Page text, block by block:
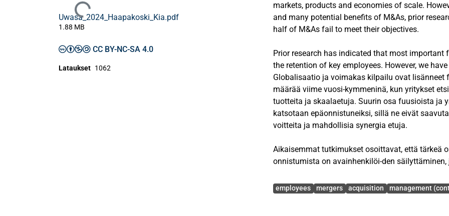
Ladataan...
Uwasa_2024_Haapakoski_Kia.pdf
1.88 MB
CC BY-NC-SA 4.0
Lataukset 1062
markets, products and economies of scale.
and many potential benefits of M&As, prior
half of M&As fail to meet their objectives.
Prior research has indicated that most important
the retention of key employees. However, we
of factors companies use to retain key
main purpose of this thesis is to investigate the
retain key employee during the implementation
re-search method is used to collect interview data
companies that have recently formed mergers or
combination of multiple firms in Finland.
autonomy, integration type, benefits,
Globalisaatio ja voimakas kilpailu ovat lisänneet
määrää viime vuosi-kymmeninä, kun yritykset
tuotteita ja skaalaetuja. Suurin osa fuusioista ja
katsotaan epäonnistuneiksi, sillä ne eivät
voitteita ja mahdollisia synergia etuja.
Aikaisemmat tutkimukset osoittavat, että tärkeä
onnistumista on avainhenkilöi-den
tapahtuvan henkilöstön vaihtuvuuden taustalla
Avainsanat
employees mergers acquisition management